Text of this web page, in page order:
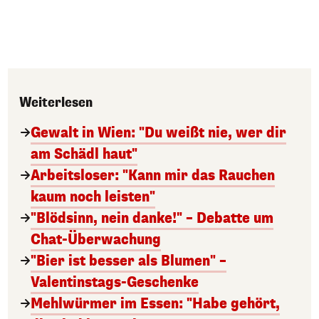
Weiterlesen
Gewalt in Wien: "Du weißt nie, wer dir
am Schädl haut"
Arbeitsloser: "Kann mir das Rauchen
kaum noch leisten"
"Blödsinn, nein danke!" – Debatte um
Chat-Überwachung
"Bier ist besser als Blumen" –
Valentinstags-Geschenke
Mehlwürmer im Essen: "Habe gehört,